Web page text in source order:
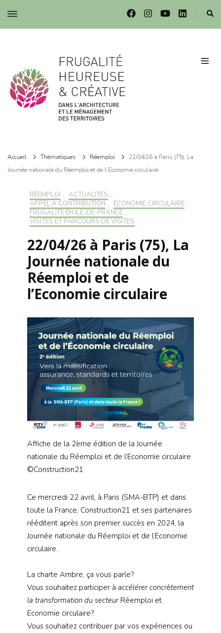
Frugalité dans l'architecture et le ménagement des territoires
Accueil Thématiques Réemploi
22/04/26 à Paris (75), La
Journée nationale du Réemploi et de l’Economie circulaire
RÉEMPLOI , ACTUALITÉS ,
APPEL À CONTRIBUTION , ÉCONOMIE CIRCULAIRE ,
FRUGALITÉ EN ILE-DE-FRANCE ,
VISITES ET PARCOURS DE VISITES
22/04/26 à Paris (75), La
Journée nationale du
Réemploi et de
l’Economie circulaire
Affiche de la 2ème édition de la Journée
nationale du Réemploi et de l’Economie circulaire
©Construction21
Ce mercredi 22 avril, à Paris (SMA-BTP) et dans
toute la France, Construction21 et ses partenaires
rééditent après son premier succès en 2024, la
Journée nationale du Réemploi et de l’Economie
circulaire.
La charte Ambre, ça vous parle?
Vous souhaitez participer à accélérer concrètement
la transformation du secteurRéemploi et
Economie circulaire?
Vous souhaitez contribuer par vos expériences ou